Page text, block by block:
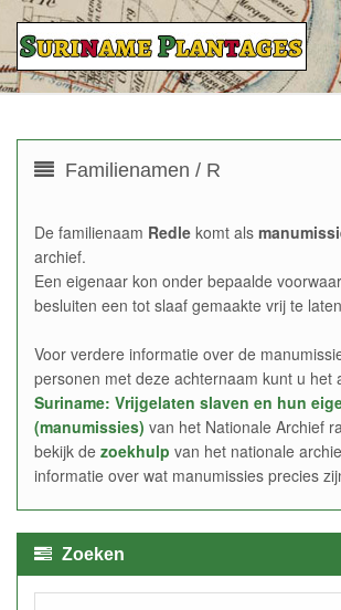
Familienamen / R
De familienaam Redle komt als
archief.
Een eigenaar kon onder bepaalde
besluiten een tot slaaf gemaakte vrij te
Voor verdere informatie over de
personen met deze achternaam kunt u het
Suriname: Vrijgelaten slaven en hun
(manumissies) van het Nationale Archief
bekijk de zoekhulp van het nationale
informatie over wat manumissies precies
Zoeken